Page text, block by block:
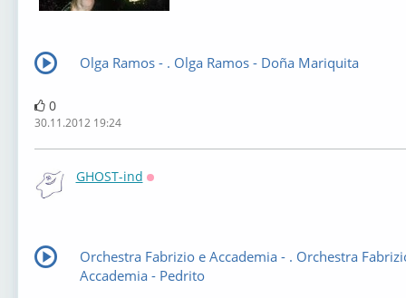
Olga Ramos - . Olga Ramos - Doña Mariquita
0
30.11.2012 19:24
GHOST-ind
Orchestra Fabrizio e Accademia - . Orchestra
Accademia - Pedrito